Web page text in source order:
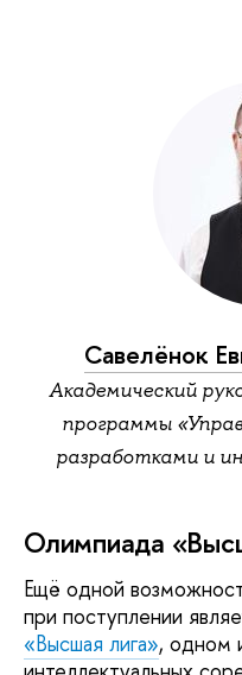
Савелёнок
Академический
программы
разработками и
Олимпиада
Ещё одной
при поступлении
«Высшая лига», одном